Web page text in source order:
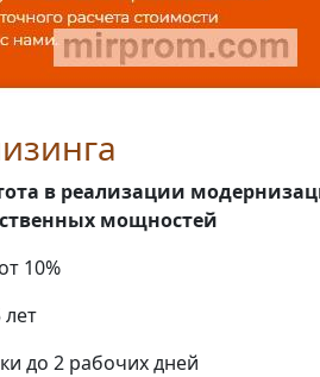
в реализации
мощностей
10%
до 2 рабочих дней